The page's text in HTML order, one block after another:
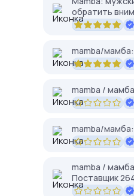
обратить
mamba/
mamba /
mamba/
mamba /
Поставщик